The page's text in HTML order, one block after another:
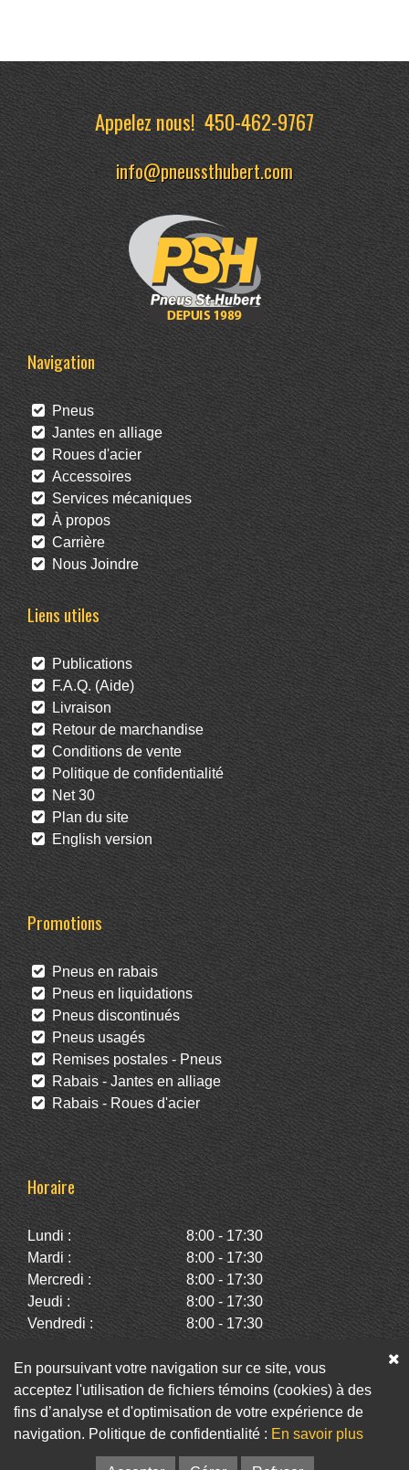
Appelez nous!450-462-9767
info@pneussthubert.com
Navigation
Pneus
Jantes en alliage
Roues d'acier
Accessoires
Services mécaniques
À propos
Carrière
Nous Joindre
Liens utiles
Publications
F.A.Q. (Aide)
Livraison
Retour de marchandise
Conditions de vente
Politique de confidentialité
Net 30
Plan du site
English version
Promotions
Pneus en rabais
Pneus en liquidations
Pneus discontinués
Pneus usagés
Remises postales - Pneus
Rabais - Jantes en alliage
Rabais - Roues d'acier
Horaire
Lundi :
8:00 - 17:30
Mardi :
8:00 - 17:30
Mercredi :
8:00 - 17:30
Jeudi :
8:00 - 17:30
Vendredi :
8:00 - 17:30
Dimanche :
Fermé
Facebook Twitter Infolettre
En poursuivant votre navigation sur ce site, vous
acceptez l'utilisation de fichiers témoins (cookies) à des
fins d’analyse et d'optimisation de votre expérience de
navigation. Politique de confidentialité : En savoir plus